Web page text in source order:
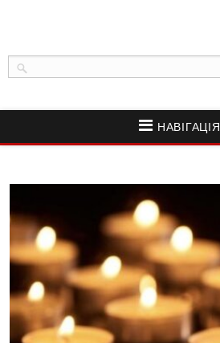
НАВІГАЦІЯ